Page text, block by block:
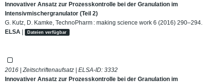
Innovativer Ansatz zur Prozesskontrolle bei der Granulation im
Intensivmischergranulator (Teil 2)
G. Kutz, D. Kamke, TechnoPharm : making science work 6 (2016) 290–294.
ELSA | Dateien verfügbar
2016 | Zeitschriftenaufsatz | ELSA-ID: 3332
Innovativer Ansatz zur Prozesskontrolle bei der Granulation im